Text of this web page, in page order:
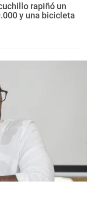
rapiñó un
y una bicicleta